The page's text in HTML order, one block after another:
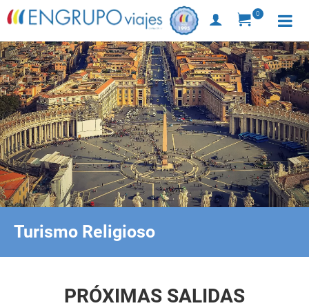
0
Turismo Religioso
PRÓXIMAS SALIDAS